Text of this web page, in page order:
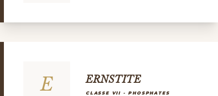
E ERNSTITE
CLASSE VII - PHOSPHATES